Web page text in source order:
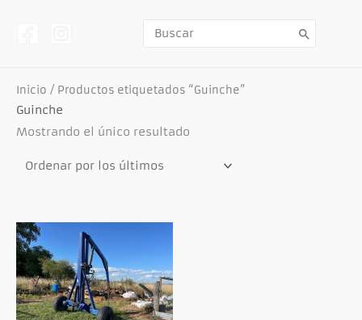
Buscar
por:
Inicio / Productos etiquetados “Guinche”
Guinche
Mostrando el único resultado